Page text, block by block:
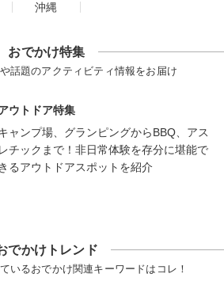
沖縄
おでかけ特集
話題のアクティビティ情報をお届け
ウトドア特集
ャンプ場、グランピングからBBQ、アス
レチックまで！非日常体験を存分に堪能で
きるアウトドアスポットを紹介
でかけトレンド
いるおでかけ関連キーワードはコレ！